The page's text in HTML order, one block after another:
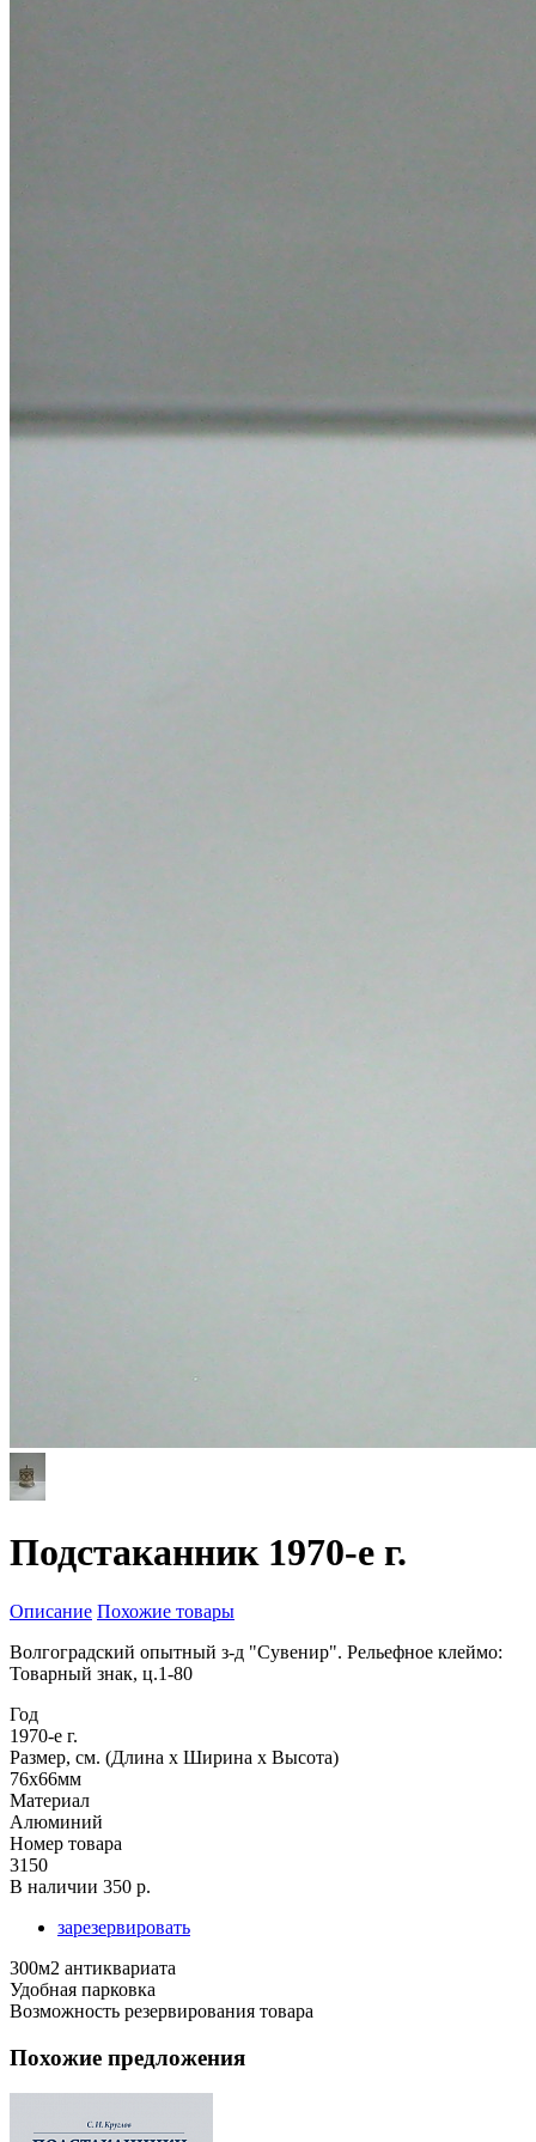
Подстаканник 1970-е г.
Описание Похожие товары
Волгоградский опытный з-д "Сувенир". Рельефное клеймо:
Товарный знак, ц.1-80
Год
1970-е г.
Размер, см. (Длина х Ширина х Высота)
76х66мм
Материал
Алюминий
Номер товара
3150
В наличии 350 р.
зарезервировать
300м2 антиквариата
Удобная парковка
Возможность резервирования товара
Похожие предложения